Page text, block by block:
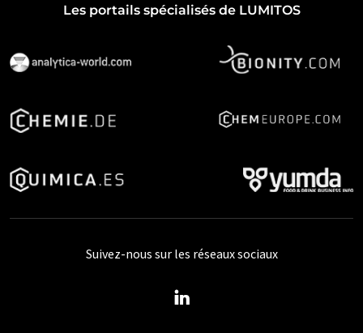
Les portails spécialisés de LUMITOS
Suivez-nous sur les réseaux sociaux